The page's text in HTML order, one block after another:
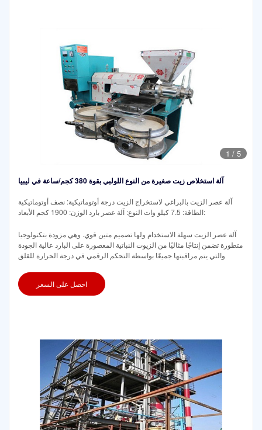
1 / 5
آلة استخلاص زيت صغيرة من النوع اللولبي بقوة 380 كجم/ساعة في ليبيا
آلة عصر الزيت بالبراغي لاستخراج الزيت درجة أوتوماتيكية: نصف أوتوماتيكية
الطاقة: 7.5 كيلو وات النوع: آلة عصر بارد الوزن: 1900 كجم الأبعاد:
آلة عصر الزيت سهلة الاستخدام ولها تصميم متين قوي. وهي مزودة بتكنولوجيا
متطورة تضمن إنتاجًا مثاليًا من الزيوت النباتية المعصورة على البارد عالية الجودة
والتي يتم مراقبتها جميعًا بواسطة التحكم الرقمي في درجة الحرارة للقلق
احصل على السعر